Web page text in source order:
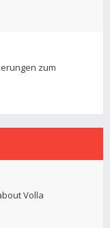
zum
Volla